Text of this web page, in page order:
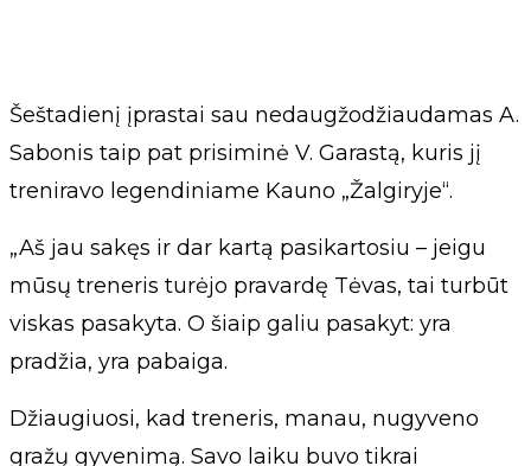
Šeštadienį įprastai sau nedaugžodžiaudamas A.
Sabonis taip pat prisiminė V. Garastą, kuris jį
treniravo legendiniame Kauno „Žalgiryje“.
„Aš jau sakęs ir dar kartą pasikartosiu – jeigu
mūsų treneris turėjo pravardę Tėvas, tai turbūt
viskas pasakyta. O šiaip galiu pasakyt: yra
pradžia, yra pabaiga.
Džiaugiuosi, kad treneris, manau, nugyveno
gražų gyvenimą. Savo laiku buvo tikrai